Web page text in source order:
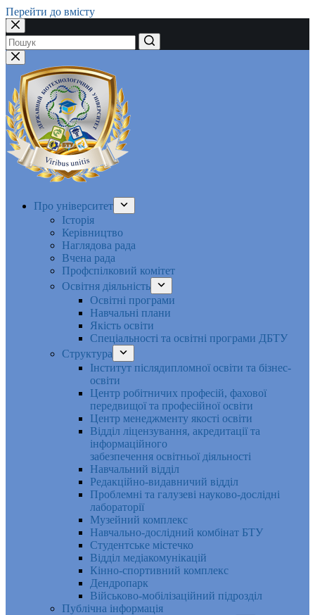
Перейти до вмісту
Немає
результатів
Про університет
Історія
Керівництво
Наглядова рада
Вчена рада
Профспілковий комітет
Освітня діяльність
Освітні програми
Навчальні плани
Якість освіти
Спеціальності та освітні програми ДБТУ
Структура
Інститут післядипломної освіти та бізнес-
освіти
Центр робітничих професій, фахової
передвищої та професійної освіти
Центр менеджменту якості освіти
Відділ ліцензування, акредитації та
інформаційного
забезпечення освітньої діяльності
Навчальний відділ
Редакційно-видавничий відділ
Проблемні та галузеві науково-дослідні
лабораторії
Музейний комплекс
Навчально-дослідний комбінат БТУ
Студентське містечко
Відділ медіакомунікацій
Кінно-спортивний комплекс
Дендропарк
Військово-мобілізаційний підрозділ
Публічна інформація